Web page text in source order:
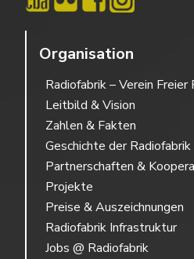
Organisation
Radiofabrik – Verein Freier
Leitbild & Vision
Zahlen & Fakten
Geschichte der Radiofabrik
Partnerschaften &
Projekte
Preise & Auszeichnungen
Radiofabrik Infrastruktur
Jobs @ Radiofabrik